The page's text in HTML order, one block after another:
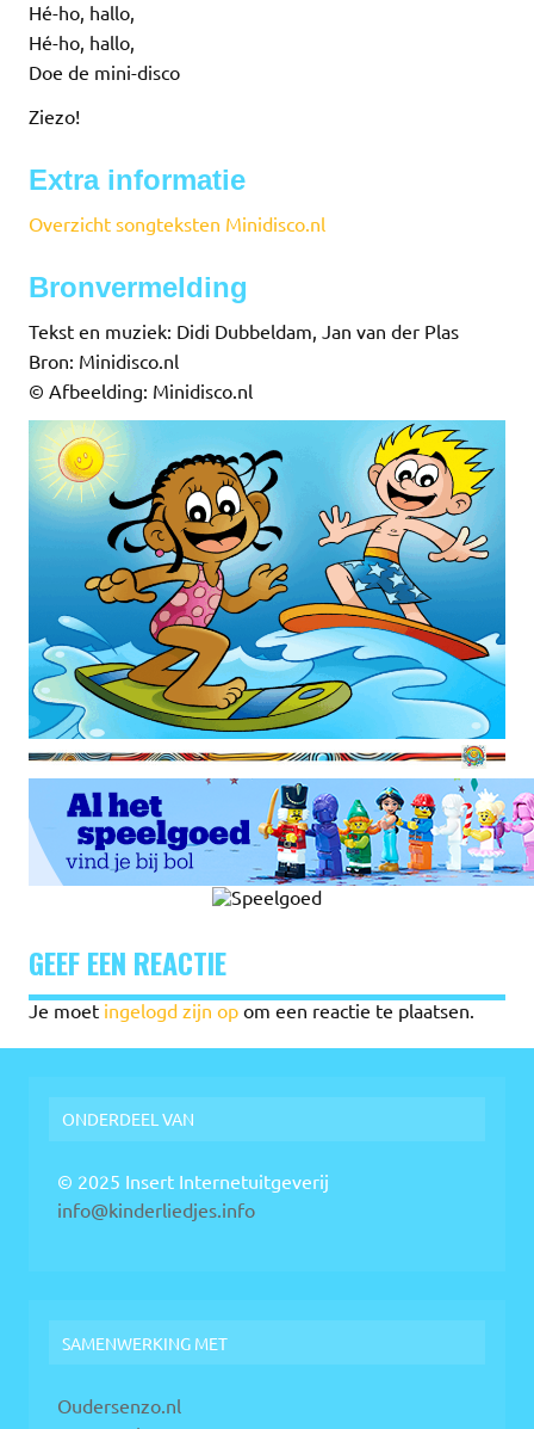
Hé-ho, hallo,
Hé-ho, hallo,
Doe de mini-disco
Ziezo!
Extra informatie
Overzicht songteksten Minidisco.nl
Bronvermelding
Tekst en muziek: Didi Dubbeldam, Jan van der Plas
Bron: Minidisco.nl
© Afbeelding: Minidisco.nl
GEEF EEN REACTIE
Je moet ingelogd zijn op om een reactie te plaatsen.
ONDERDEEL VAN
© 2025 Insert Internetuitgeverij
info@kinderliedjes.info
SAMENWERKING MET
Oudersenzo.nl